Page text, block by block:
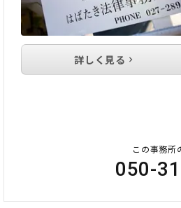
詳しく見る
この事務所
050-